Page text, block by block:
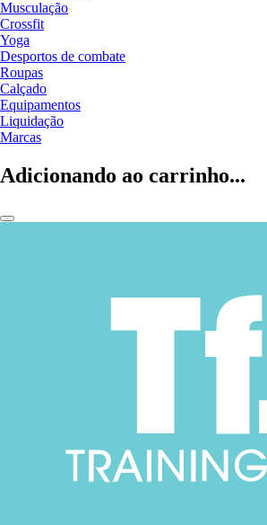
Musculação
Crossfit
Yoga
Desportos de combate
Roupas
Calçado
Equipamentos
Liquidação
Marcas
Adicionando ao carrinho...